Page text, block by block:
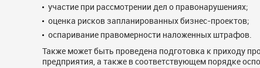
участие при рассмотрении дел о правонарушениях;
оценка рисков запланированных бизнес-проектов;
оспаривание правомерности наложенных штрафов.
Также может быть проведена подготовка к приходу
предприятия, а также в соответствующем порядке